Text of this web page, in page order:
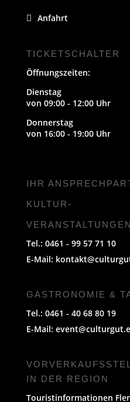
Anfahrt
TICKETSCHALTER
Öffnungszeiten:
Dienstag
von 09:00 - 12:00 Uhr
Donnerstag
von 16:00 - 19:00 Uhr
IHR
KULTUR-
VERANSTALTUNGEN
Tel.: 0461 - 99 57 71 10
E-Mail:
GASTRONOMIE &
Tel.: 0461 - 40 68 80 19
E-Mail:
IN DER REGION
Touristinformationen